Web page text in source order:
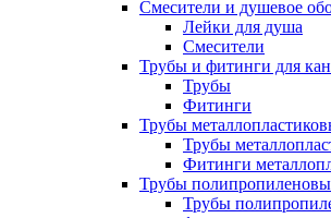
Смесители и душевое
Лейки для душа
Смесители
Трубы и фитинги для
Трубы
Фитинги
Трубы
Трубы
Фитинги
Трубы
Трубы